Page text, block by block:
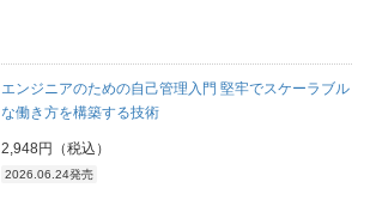
エンジニアのための自己管理入門 堅牢でスケーラブル
な働き方を構築する技術
2,948円（税込）
2026.06.24発売